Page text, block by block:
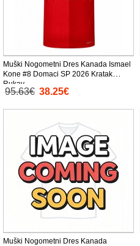
Muški Nogometni Dres Kanada Ismael
Kone #8 Domaci SP 2026 Kratak
Rukav
95.63€ 38.25€
Muški Nogometni Dres Kanada